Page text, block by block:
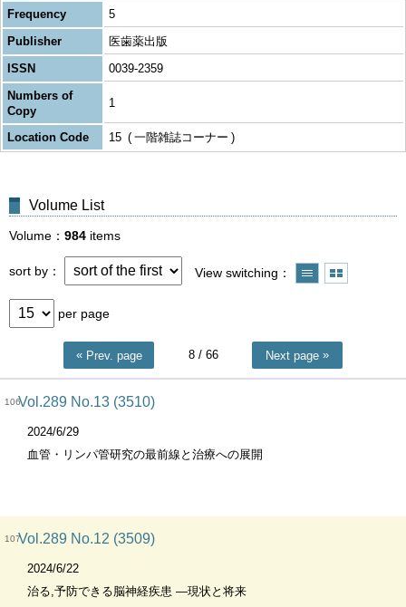
Frequency
5
Publisher
医歯薬出版
ISSN
0039-2359
Numbers of
Copy
1
Location Code 15 一階雑誌コーナー
Volume List
Volume 984 items
sort by View switching
per page
Prev. page 8/ 66 Next page
106Vol.289 No.13 (3510)
2024/6/29
血管・リンパ管研究の最前線と治療への展開
107Vol.289 No.12 (3509)
2024/6/22
治る,予防できる脳神経疾患 ―現状と将来